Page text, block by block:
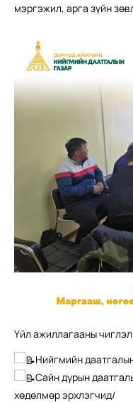
мэргэжил, арга зүйн
Үйл ажиллагааны
Нийгмийн
Сайн дурын
хөдөлмөр эрхлэгчид/